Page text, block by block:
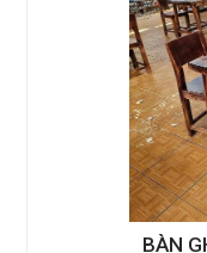
BÀN